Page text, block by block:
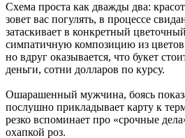
Схема проста как дважды два:
зовет вас погулять, в процессе
затаскивает в конкретный
симпатичную композицию из
но вдруг оказывается, что букет
деньги, сотни долларов по курсу.
Ошарашенный мужчина, боясь
послушно прикладывает карту к
резко вспоминает про «срочные
охапкой роз.